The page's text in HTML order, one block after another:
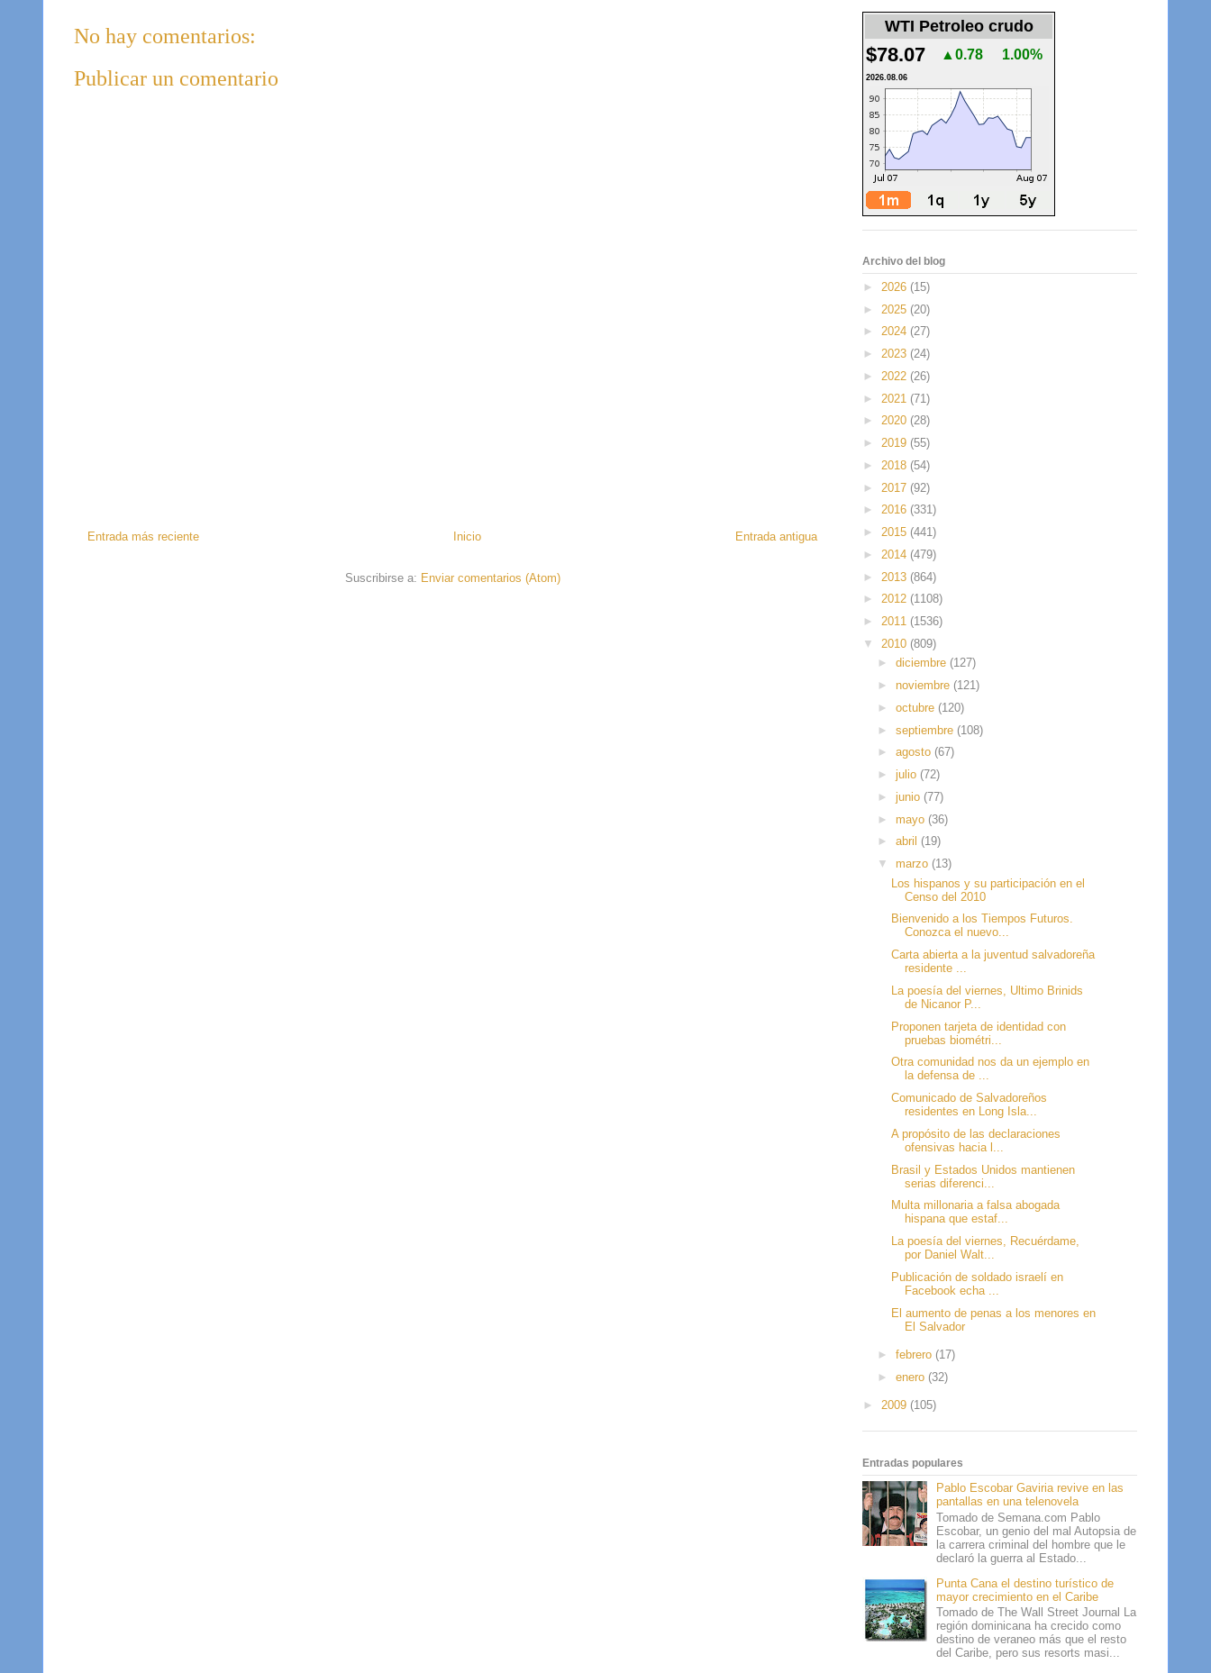
No hay comentarios:
Publicar un comentario
Entrada más reciente Entrada antigua
Inicio
Suscribirse a: Enviar comentarios (Atom)
WTI Petroleo crudo
$78.07 ▲0.78 1.00%
2026.08.06
Archivo del blog
► 2026 (15)
► 2025 (20)
► 2024 (27)
► 2023 (24)
► 2022 (26)
► 2021 (71)
► 2020 (28)
► 2019 (55)
► 2018 (54)
► 2017 (92)
► 2016 (331)
► 2015 (441)
► 2014 (479)
► 2013 (864)
► 2012 (1108)
► 2011 (1536)
▼ 2010 (809)
► diciembre (127)
► noviembre (121)
► octubre (120)
► septiembre (108)
► agosto (67)
► julio (72)
► junio (77)
► mayo (36)
► abril (19)
▼ marzo (13)
Los hispanos y su participación en el
Censo del 2010
Bienvenido a los Tiempos Futuros.
Conozca el nuevo...
Carta abierta a la juventud salvadoreña
residente ...
La poesía del viernes, Ultimo Brinids
de Nicanor P...
Proponen tarjeta de identidad con
pruebas biométri...
Otra comunidad nos da un ejemplo en
la defensa de ...
Comunicado de Salvadoreños
residentes en Long Isla...
A propósito de las declaraciones
ofensivas hacia l...
Brasil y Estados Unidos mantienen
serias diferenci...
Multa millonaria a falsa abogada
hispana que estaf...
La poesía del viernes, Recuérdame,
por Daniel Walt...
Publicación de soldado israelí en
Facebook echa ...
El aumento de penas a los menores en
El Salvador
► febrero (17)
► enero (32)
► 2009 (105)
Entradas populares
Pablo Escobar Gaviria revive en las
pantallas en una telenovela
Tomado de Semana.com Pablo
Escobar, un genio del mal Autopsia de
la carrera criminal del hombre que le
declaró la guerra al Estado...
Punta Cana el destino turístico de
mayor crecimiento en el Caribe
Tomado de The Wall Street Journal La
región dominicana ha crecido como
destino de veraneo más que el resto
del Caribe, pero sus resorts masi...